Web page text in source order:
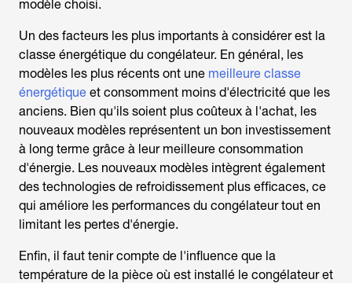
modèle choisi.
Un des facteurs les plus importants à considérer est la
classe énergétique du congélateur. En général, les
modèles les plus récents ont une meilleure classe
énergétique et consomment moins d'électricité que les
anciens. Bien qu'ils soient plus coûteux à l'achat, les
nouveaux modèles représentent un bon investissement
à long terme grâce à leur meilleure consommation
d'énergie. Les nouveaux modèles intègrent également
des technologies de refroidissement plus efficaces, ce
qui améliore les performances du congélateur tout en
limitant les pertes d'énergie.
Enfin, il faut tenir compte de l'influence que la
température de la pièce où est installé le congélateur et